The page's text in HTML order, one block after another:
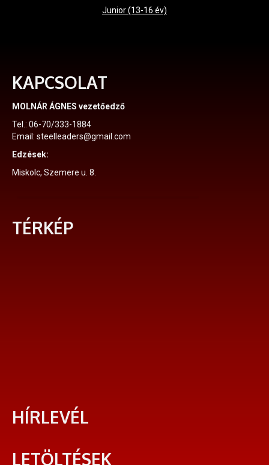
Junior (13-16 év)
KAPCSOLAT
MOLNÁR ÁGNES vezetőedző
Tel.: 06-70/333-1884
Email: steelleaders@gmail.com
Edzések:
Miskolc, Szemere u. 8.
TÉRKÉP
HÍRLEVÉL
LETÖLTÉSEK